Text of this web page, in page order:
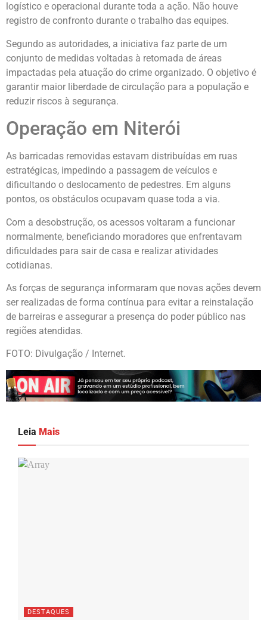
logístico e operacional durante toda a ação. Não houve
registro de confronto durante o trabalho das equipes.
Segundo as autoridades, a iniciativa faz parte de um
conjunto de medidas voltadas à retomada de áreas
impactadas pela atuação do crime organizado. O objetivo é
garantir maior liberdade de circulação para a população e
reduzir riscos à segurança.
Operação em Niterói
As barricadas removidas estavam distribuídas em ruas
estratégicas, impedindo a passagem de veículos e
dificultando o deslocamento de pedestres. Em alguns
pontos, os obstáculos ocupavam quase toda a via.
Com a desobstrução, os acessos voltaram a funcionar
normalmente, beneficiando moradores que enfrentavam
dificuldades para sair de casa e realizar atividades
cotidianas.
As forças de segurança informaram que novas ações devem
ser realizadas de forma contínua para evitar a reinstalação
de barreiras e assegurar a presença do poder público nas
regiões atendidas.
FOTO: Divulgação / Internet.
Leia Mais
DESTAQUES